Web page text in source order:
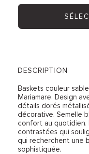
DESCRIPTION
Baskets couleur
Mariamare. Design
détails dorés
décorative. Semelle
confort au quotidien.
contrastées qui
qui recherchent une
sophistiquée.